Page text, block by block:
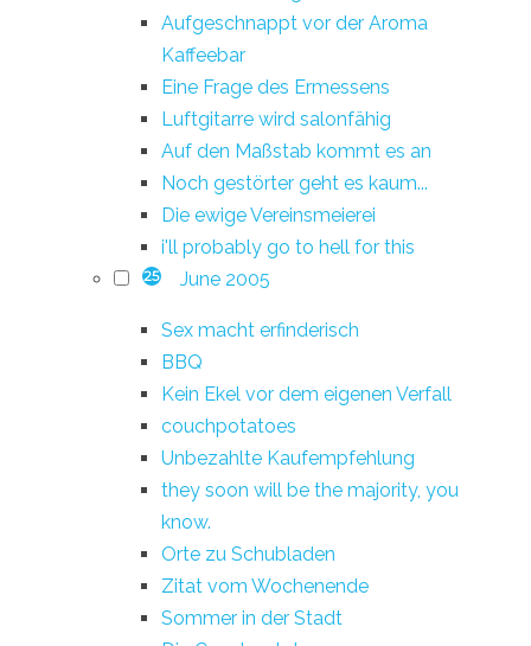
Aufgeschnappt vor der Aroma
Kaffeebar
Eine Frage des Ermessens
Luftgitarre wird salonfähig
Auf den Maßstab kommt es an
Noch gestörter geht es kaum...
Die ewige Vereinsmeierei
i'll probably go to hell for this
25 June 2005
Sex macht erfinderisch
BBQ
Kein Ekel vor dem eigenen Verfall
couchpotatoes
Unbezahlte Kaufempfehlung
they soon will be the majority, you
know.
Orte zu Schubladen
Zitat vom Wochenende
Sommer in der Stadt